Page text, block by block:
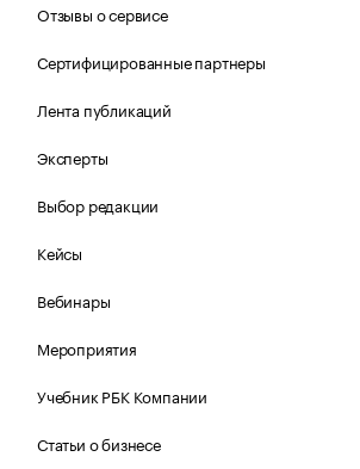
Отзывы о сервисе
Сертифицированные партнеры
Лента публикаций
Эксперты
Выбор редакции
Кейсы
Вебинары
Мероприятия
Учебник РБК Компании
Статьи о бизнесе